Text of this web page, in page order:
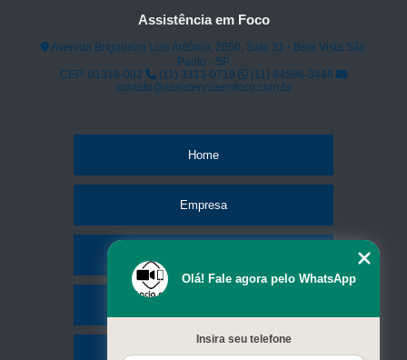
Assistência em Foco
Avenida Brigadeiro Luís Antônio, 2050, Sala 31 - Bela Vista São
Paulo - SP
CEP: 01318-002
(11) 3313-0719
(11) 94596-3446
contato@assistenciaemfoco.com.br
Home
Empresa
Contato
Olá! Fale agora pelo WhatsApp
Insira seu telefone